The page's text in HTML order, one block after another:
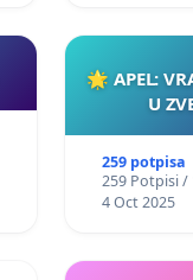
🌟 APEL:
U
259 potpisa
259 Potpisi /
4 Oct 2025